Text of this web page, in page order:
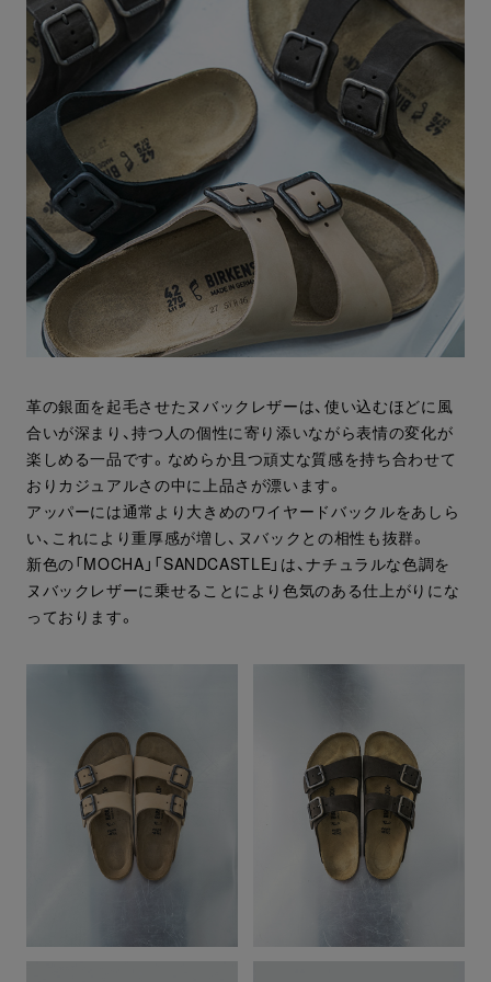
革の銀面を起毛させたヌバックレザーは、使い込むほどに風
合いが深まり、持つ人の個性に寄り添いながら表情の変化が
楽しめる一品です。なめらか且つ頑丈な質感を持ち合わせて
おりカジュアルさの中に上品さが漂います。
アッパーには通常より大きめのワイヤードバックルをあしら
い、これにより重厚感が増し、ヌバックとの相性も抜群。
新色の「MOCHA」「SANDCASTLE」は、ナチュラルな色調を
ヌバックレザーに乗せることにより色気のある仕上がりにな
っております。